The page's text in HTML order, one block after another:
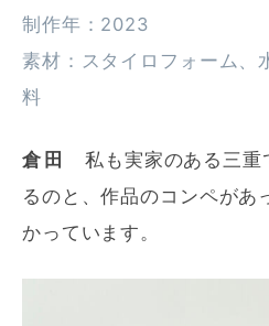
制作年：2023
素材：スタイロフォーム、
料
倉田
私も実家のある三重
るのと、作品のコンペがあ
かっています。